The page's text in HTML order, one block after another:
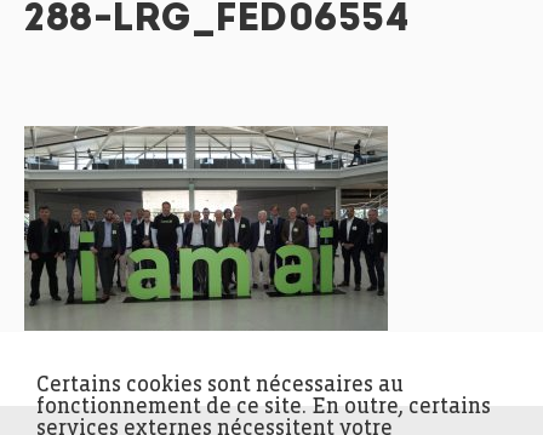
288-LRG_FED06554
Certains cookies sont nécessaires au
fonctionnement de ce site. En outre, certains
services externes nécessitent votre